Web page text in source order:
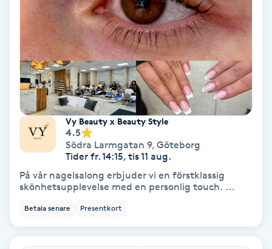
Kosmetisk tatuering
Kroppsinpackning
Kroppspeeling
Käkledsbehandling
Kärlbehandling
Laserbehandling
Vy Beauty x Beauty Style
4.5
Södra Larmgatan 9, Göteborg
Tider fr. 14:15, tis 11 aug.
På vår nagelsalong erbjuder vi en förstklassig
skönhetsupplevelse med en personlig touch. ...
Betala senare Presentkort